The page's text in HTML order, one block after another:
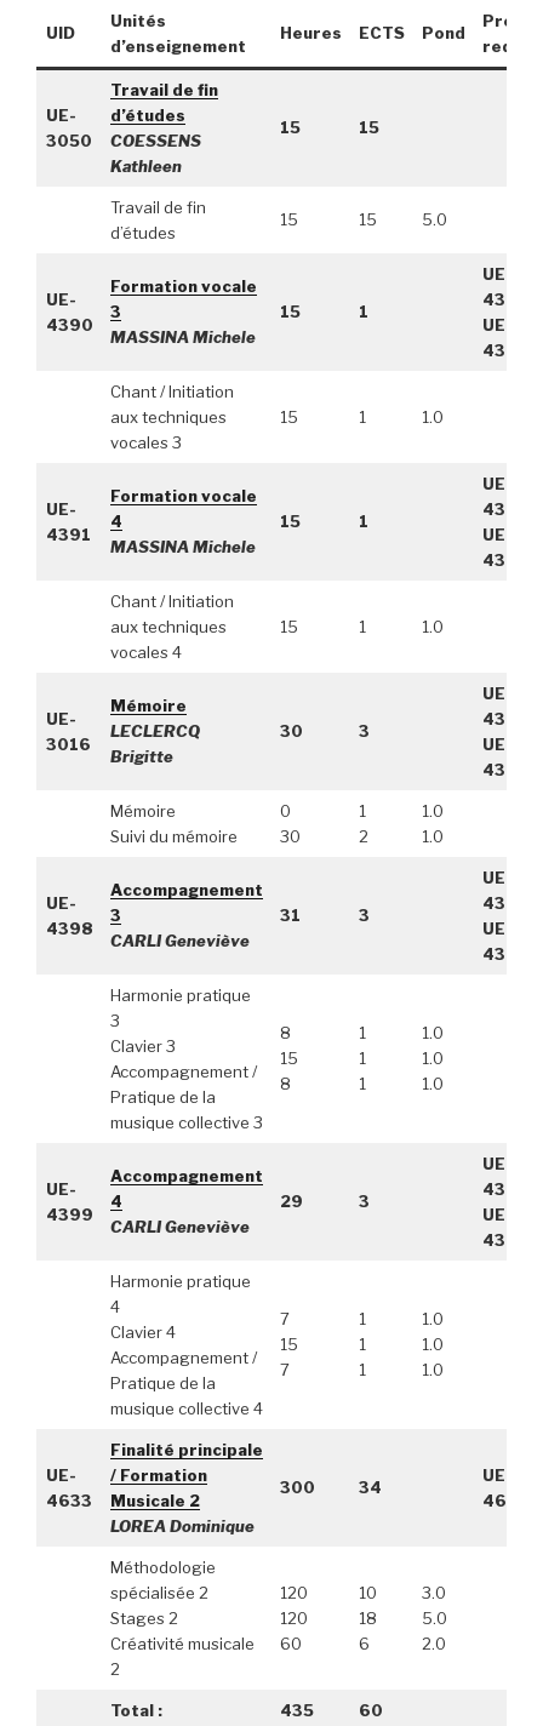
UID
Unités
d’enseignement
Heures ECTS Pond
Pré-
requis
UE-
3050
Travail de fin
d’études
COESSENS
Kathleen
15 15
Travail de fin
d’études
15 15 5.0
UE-
4390
Formation vocale
3
MASSINA Michele
15 1
UE-
4389,
UE-
4388
Chant / Initiation
aux techniques
vocales 3
15 1 1.0
UE-
4391
Formation vocale
4
MASSINA Michele
15 1
UE-
4389,
UE-
4388
Chant / Initiation
aux techniques
vocales 4
15 1 1.0
UE-
3016
Mémoire
LECLERCQ
Brigitte
30 3
UE-
4309,
UE-
4310
Mémoire
Suivi du mémoire
0
30
1
2
1.0
1.0
UE-
4398
Accompagnement
3
CARLI Geneviève
31 3
UE-
4385,
UE-
4384
Harmonie pratique
3
Clavier 3
Accompagnement /
Pratique de la
musique collective 3
8
15
8
1
1
1
1.0
1.0
1.0
UE-
4399
Accompagnement
4
CARLI Geneviève
29 3
UE-
4384,
UE-
4385
Harmonie pratique
4
Clavier 4
Accompagnement /
Pratique de la
musique collective 4
7
15
7
1
1
1
1.0
1.0
1.0
UE-
4633
Finalité principale
/ Formation
Musicale 2
LOREA Dominique
300 34
UE-
4632
Méthodologie
spécialisée 2
Stages 2
Créativité musicale
2
120
120
60
10
18
6
3.0
5.0
2.0
Total : 435 60